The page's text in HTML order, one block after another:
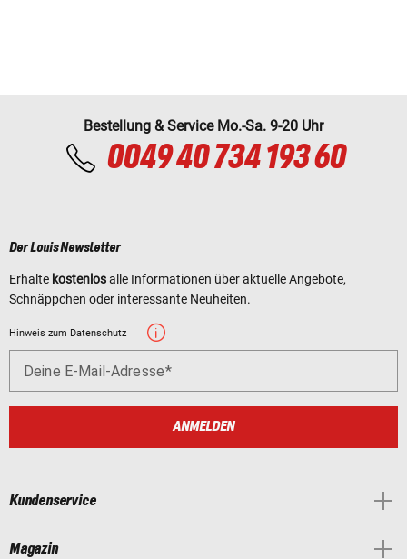
Bestellung & Service Mo.-Sa. 9-20 Uhr
0049 40 734 193 60
Der Louis Newsletter
Erhalte kostenlosalle Informationen über aktuelle Angebote,
Schnäppchen oder interessante Neuheiten.
Hinweis zum Datenschutz
Deine E-Mail-Adresse
ANMELDEN
Kundenservice
Magazin